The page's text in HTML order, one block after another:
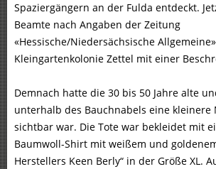
Spaziergängern an der Fulda entdeckt.
Beamte nach Angaben der Zeitung
«Hessische/Niedersächsische
Kleingartenkolonie Zettel mit einer
Demnach hatte die 30 bis 50 Jahre alte
unterhalb des Bauchnabels eine kleinere
sichtbar war. Die Tote war bekleidet mit
Baumwoll-Shirt mit weißem und
Herstellers Keen Berly“ in der Größe XL.